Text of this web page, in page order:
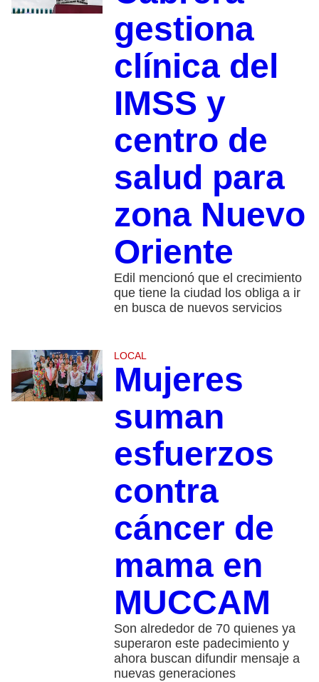
gestiona
clínica del
IMSS y
centro de
salud para
zona Nuevo
Oriente
Edil mencionó que el crecimiento
que tiene la ciudad los obliga a ir
en busca de nuevos servicios
LOCAL
Mujeres
suman
esfuerzos
contra
cáncer de
mama en
MUCCAM
Son alrededor de 70 quienes ya
superaron este padecimiento y
ahora buscan difundir mensaje a
nuevas generaciones